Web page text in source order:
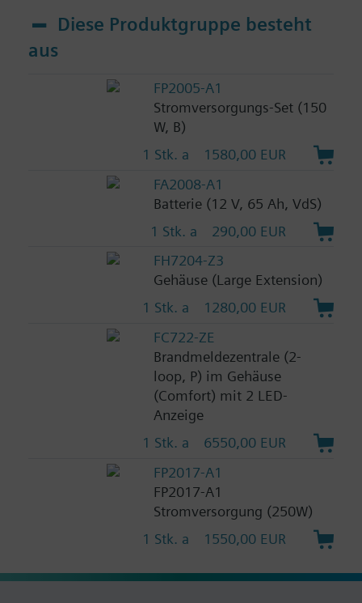
Diese Produktgruppe besteht
aus
FP2005-A1
Stromversorgungs-Set (150
W, B)
1 Stk. a
1580,00 EUR
FA2008-A1
Batterie (12 V, 65 Ah, VdS)
1 Stk. a
290,00 EUR
FH7204-Z3
Gehäuse (Large Extension)
1 Stk. a
1280,00 EUR
FC722-ZE
Brandmeldezentrale (2-
loop, P) im Gehäuse
(Comfort) mit 2 LED-
Anzeige
1 Stk. a
6550,00 EUR
FP2017-A1
FP2017-A1
Stromversorgung (250W)
1 Stk. a
1550,00 EUR